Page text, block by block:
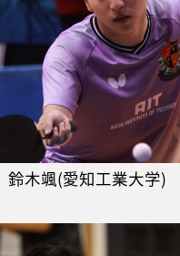
木颯(愛知工業大学)